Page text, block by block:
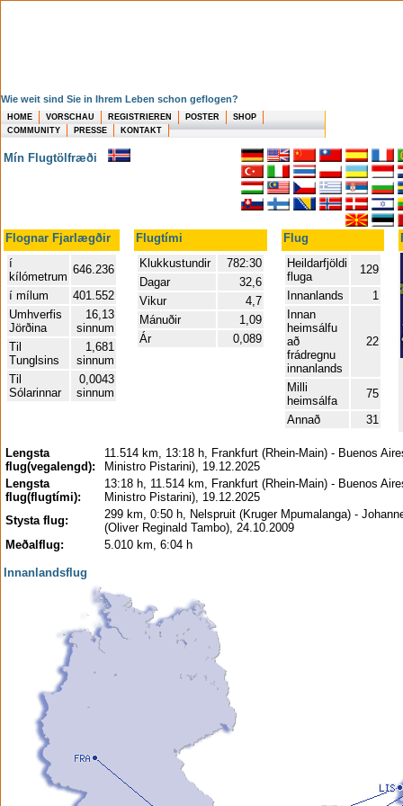
Wie weit sind Sie in Ihrem Leben schon geflogen?
HOME VORSCHAU REGISTRIEREN POSTER
SHOP
COMMUNITY
PRESSE KONTAKT
Mín Flugtölfræði
Flognar Fjarlægðir Flugtími Flug
í
kílómetrum
646.236
í mílum
401.552
Umhverfis
Jörðina
16,13
sinnum
Til
Tunglsins
1,681
sinnum
Til
Sólarinnar
0,0043
sinnum
Klukkustundir
782:30
Dagar
32,6
Vikur
4,7
Mánuðir
1,09
Ár
0,089
Heildarfjöldi
fluga
129
Innanlands
1
Innan
heimsálfu
að
frádregnu
innanlands
22
Milli
heimsálfa
75
Annað
31
Lengsta
flug(vegalengd):
11.514 km, 13:18 h, Frankfurt (Rhein-Main) - Buenos
Ministro Pistarini), 19.12.2025
Lengsta
flug(flugtími):
13:18 h, 11.514 km, Frankfurt (Rhein-Main) - Buenos
Ministro Pistarini), 19.12.2025
Stysta flug:
299 km, 0:50 h, Nelspruit (Kruger Mpumalanga) -
(Oliver Reginald Tambo), 24.10.2009
Meðalflug:
5.010 km, 6:04 h
Innanlandsflug